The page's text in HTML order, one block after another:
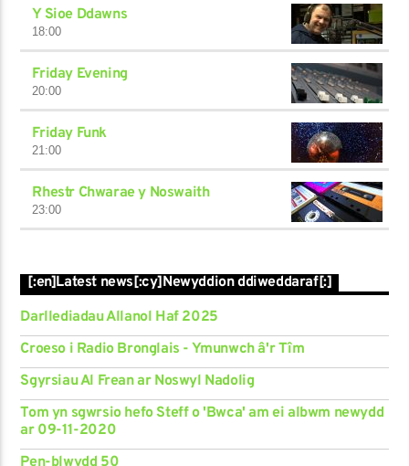
Y Sioe Ddawns
18:00
Friday Evening
20:00
Friday Funk
21:00
Rhestr Chwarae y Noswaith
23:00
[:en]Latest news[:cy]Newyddion ddiweddaraf[:]
Darllediadau Allanol Haf 2025
Croeso i Radio Bronglais - Ymunwch â'r Tîm
Sgyrsiau Al Frean ar Noswyl Nadolig
Tom yn sgwrsio hefo Steff o 'Bwca' am ei albwm newydd
ar 09-11-2020